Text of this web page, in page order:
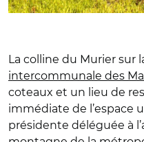
La colline du Murier sur
intercommunale des
coteaux et un lieu de
immédiate de l’espace
présidente déléguée à